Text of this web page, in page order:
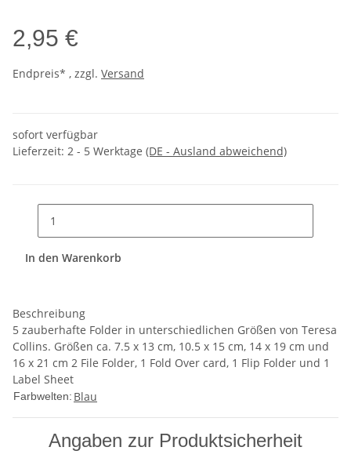
2,95 €
Endpreis* , zzgl. Versand
sofort verfügbar
Lieferzeit: 2 - 5 Werktage (DE - Ausland abweichend)
In den Warenkorb
Beschreibung
5 zauberhafte Folder in unterschiedlichen Größen von Teresa
Collins. Größen ca. 7.5 x 13 cm, 10.5 x 15 cm, 14 x 19 cm und
16 x 21 cm 2 File Folder, 1 Fold Over card, 1 Flip Folder und 1
Label Sheet
Farbwelten: Blau
Angaben zur Produktsicherheit